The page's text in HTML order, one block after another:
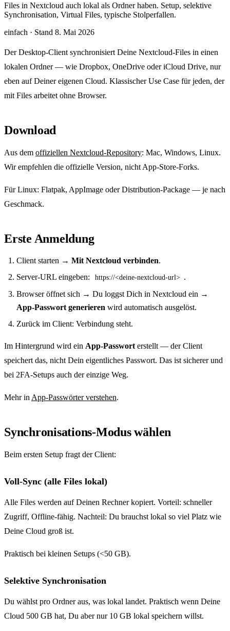
Files in Nextcloud auch lokal als Ordner haben. Setup, selektive
Synchronisation, Virtual Files, typische Stolperfallen.
einfach · Stand 8. Mai 2026
Der Desktop-Client synchronisiert Deine Nextcloud-Files in einen
lokalen Ordner — wie Dropbox, OneDrive oder iCloud Drive, nur
eben auf Deiner eigenen Cloud. Klassischer Use Case für jeden, der
mit Files arbeitet ohne Browser.
Download
Aus dem offiziellen Nextcloud-Repository: Mac, Windows, Linux.
Wir empfehlen die offizielle Version, nicht App-Store-Forks.
Für Linux: Flatpak, AppImage oder Distribution-Package — je nach
Geschmack.
Erste Anmeldung
Client starten → Mit Nextcloud verbinden.
Server-URL eingeben:
https://<deine-nextcloud-url> .
Browser öffnet sich → Du loggst Dich in Nextcloud ein →
App-Passwort generieren wird automatisch ausgelöst.
Zurück im Client: Verbindung steht.
Im Hintergrund wird ein App-Passwort erstellt — der Client
speichert das, nicht Dein eigentliches Passwort. Das ist sicherer und
bei 2FA-Setups auch der einzige Weg.
Mehr in App-Passwörter verstehen.
Synchronisations-Modus wählen
Beim ersten Setup fragt der Client:
Voll-Sync (alle Files lokal)
Alle Files werden auf Deinen Rechner kopiert. Vorteil: schneller
Zugriff, Offline-fähig. Nachteil: Du brauchst lokal so viel Platz wie
Deine Cloud groß ist.
Praktisch bei kleinen Setups (<50 GB).
Selektive Synchronisation
Du wählst pro Ordner aus, was lokal landet. Praktisch wenn Deine
Cloud 500 GB hat, Du aber nur 10 GB lokal speichern willst.